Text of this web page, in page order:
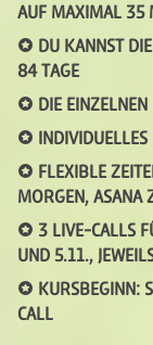
UF MAXIMAL 35
DU KANNST
84 TAGE
DIE
FLEXIBLE
MORGEN, ASANA
3 LIVE-CALLS
UND 5.11.,
KURSBEGINN:
CALL